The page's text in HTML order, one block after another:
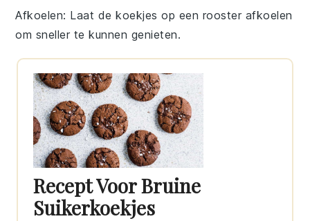
Afkoelen: Laat dekoekjes op een rooster afkoelen
om sneller te kunnen genieten.
Recept Voor Bruine
Suikerkoekjes